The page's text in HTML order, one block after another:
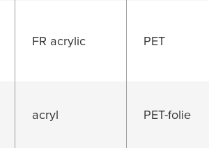
FR acrylic PET
acryl PET-folie